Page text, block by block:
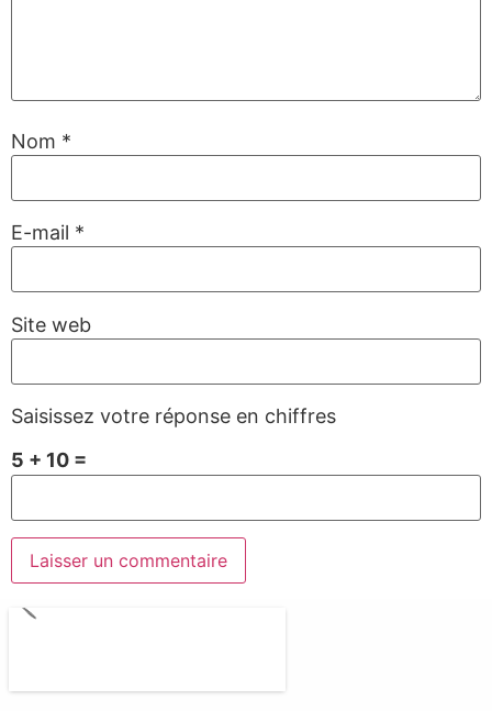
Nom *
E-mail *
Site web
Saisissez votre réponse en chiffres
5 + 10 =